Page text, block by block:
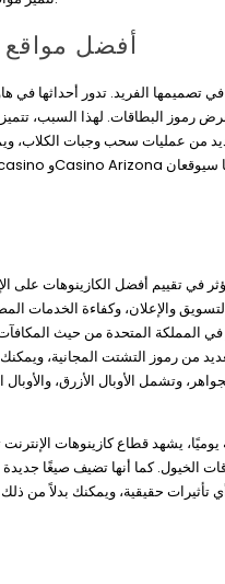
أفضل مواقع
رموز البطاقات. لهذا السبب،
في تقييم أفضل الكازينوهات على
والإعلان، وكفاءة الخدمات
في المملكة المتحدة من حيث
وتشمل الأوبال الأزرق، والأوبال
يوميًا، يشهد قطاع كازينوهات
أي تأثيرات حقيقية، ويمكنك بدلاً من